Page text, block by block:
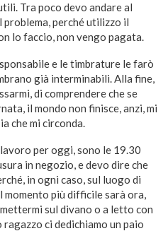
Tra poco devo andare al
problema, perché utilizzo il
lo faccio, non vengo pagata.
e le timbrature le farò
già interminabili. Alla fine,
di comprendere che se
il mondo non finisce, anzi, mi
che mi circonda.
per oggi, sono le 19.30
in negozio, e devo dire che
in ogni caso, sul luogo di
più difficile sarà ora,
sul divano o a letto con
ci dedichiamo un paio